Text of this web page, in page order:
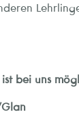
bei uns